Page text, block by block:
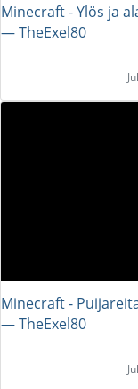
Minecraft - Ylös ja
― TheExel80
Minecraft -
― TheExel80